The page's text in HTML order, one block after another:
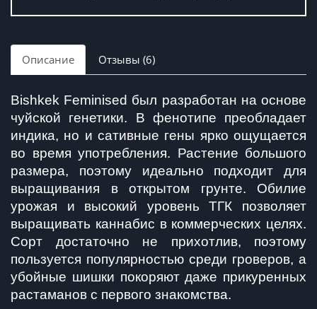
Описание Отзывы (6)
Bishkek Feminised был разработан на основе
чуйской генетики. В фенотипе преобладает
индика, но и сативные гены ярко ощущается
во время употребления. Растение большого
размера, поэтому идеально подходит для
выращивания в открытом грунте. Обилие
урожая и высокий уровень ТГК позволяет
выращивать каннабис в коммерческих целях.
Сорт достаточно не прихотлив, поэтому
пользуется популярностью среди гроверов, а
убойные шишки покоряют даже прикуренных
растаманов с первого знакомства.